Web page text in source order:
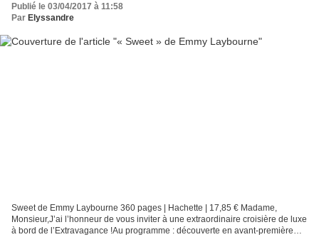
Publié le 03/04/2017 à 11:58
Par Elyssandre
Sweet de Emmy Laybourne 360 pages | Hachette | 17,85 € Madame,
Monsieur,J’ai l’honneur de vous inviter à une extraordinaire croisière de luxe
à bord de l’Extravagance !Au programme : découverte en avant-première